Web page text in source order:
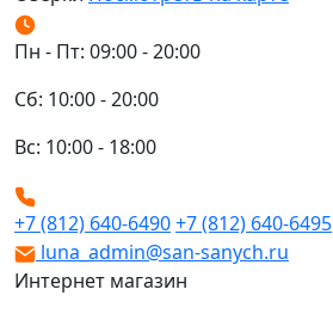
Пн - Пт: 09:00 - 20:00
Сб: 10:00 - 20:00
Вс: 10:00 - 18:00
+7 (812) 640-6490+7 (812) 640-6495
luna_admin@san-sanych.ru
Интернет магазин